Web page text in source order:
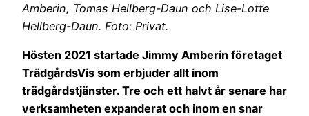
Amberin, Tomas Hellberg-Daun och Lise-Lotte
Hellberg-Daun. Foto: Privat.
Hösten 2021 startade Jimmy Amberin företaget
TrädgårdsVis som erbjuder allt inom
trädgårdstjänster. Tre och ett halvt år senare har
verksamheten expanderat och inom en snar